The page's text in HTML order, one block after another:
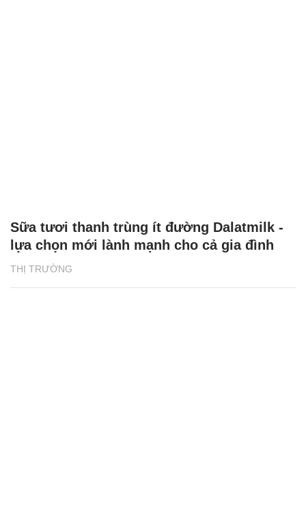
THỊ TRƯỜNG
Sữa tươi thanh trùng ít đường Dalatmilk -
lựa chọn mới lành mạnh cho cả gia đình